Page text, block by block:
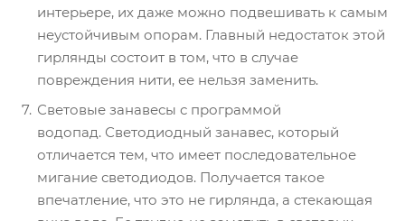
интерьере, их даже можно подвешивать к самым
неустойчивым опорам. Главный недостаток этой
гирлянды состоит в том, что в случае
повреждения нити, ее нельзя заменить.
Световые занавесы с программой
водопад. Светодиодный занавес, который
отличается тем, что имеет последовательное
мигание светодиодов. Получается такое
впечатление, что это не гирлянда, а стекающая